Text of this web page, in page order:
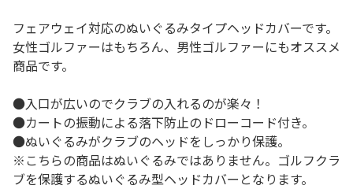
フェアウェイ対応のぬいぐるみタイプヘッドカバーです。
女性ゴルファーはもちろん、男性ゴルファーにもオススメ
商品です。
●入口が広いのでクラブの入れるのが楽々！
●カートの振動による落下防止のドローコード付き。
●ぬいぐるみがクラブのヘッドをしっかり保護。
※こちらの商品はぬいぐるみではありません。ゴルフクラ
ブを保護するぬいぐるみ型ヘッドカバーとなります。